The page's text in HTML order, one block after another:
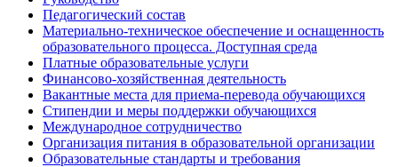
Педагогический состав
Материально-техническое обеспечение и оснащенность
образовательного процесса. Доступная среда
Платные образовательные услуги
Финансово-хозяйственная деятельность
Вакантные места для приема-перевода обучающихся
Стипендии и меры поддержки обучающихся
Международное сотрудничество
Организация питания в образовательной организации
Образовательные стандарты и требования